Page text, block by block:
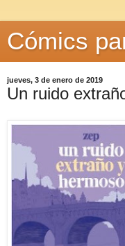
Cómics
jueves, 3 de enero de 2019
Un ruido